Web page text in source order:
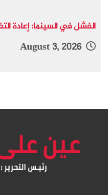
الفشل في السينما: إعادة
August 3, 2026